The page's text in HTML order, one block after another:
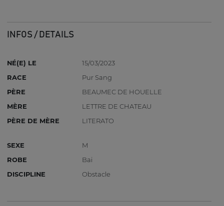
INFOS / DETAILS
NÉ(E) LE
15/03/2023
RACE
Pur Sang
PÈRE
BEAUMEC DE HOUELLE
MÈRE
LETTRE DE CHATEAU
PÈRE DE MÈRE
LITERATO
SEXE
M
ROBE
Bai
DISCIPLINE
Obstacle